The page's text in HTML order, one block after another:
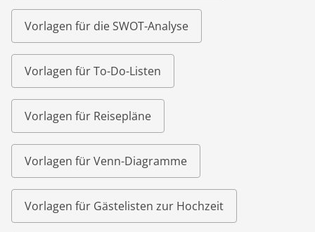
Vorlagen für die SWOT-Analyse
Vorlagen für To-Do-Listen
Vorlagen für Reisepläne
Vorlagen für Venn-Diagramme
Vorlagen für Gästelisten zur Hochzeit